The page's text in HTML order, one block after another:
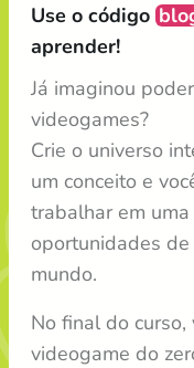
Use o código
aprender!
Já imaginou
videogames?
Crie o universo
um conceito e
trabalhar em
oportunidades
mundo.
No final do
videogame do